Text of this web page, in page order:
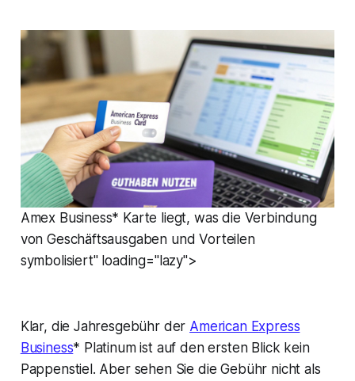
Amex Business* Karte liegt, was die Verbindung
von Geschäftsausgaben und Vorteilen
symbolisiert" loading="lazy">
Klar, die Jahresgebühr der American Express
Business* Platinum ist auf den ersten Blick kein
Pappenstiel. Aber sehen Sie die Gebühr nicht als